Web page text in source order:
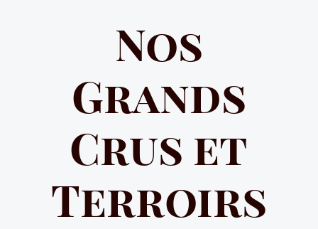
Nos
Grands
Crus et
Terroirs